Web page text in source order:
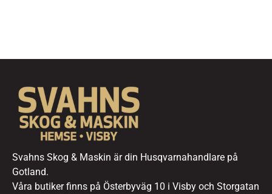
Svahns Skog & Maskin är din Husqvarnahandlare på
Gotland.
Våra butiker finns på Österbyväg 10 i Visby och Storgatan